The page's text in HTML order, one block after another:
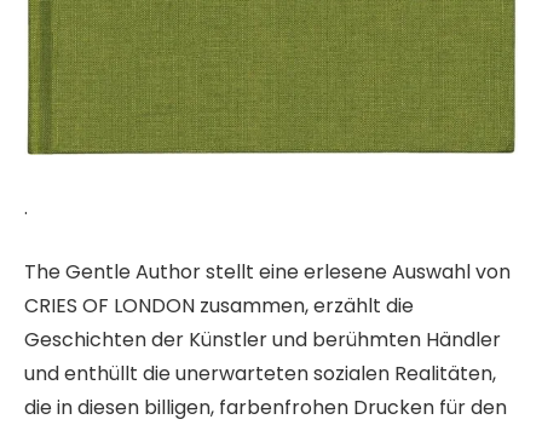
.
The Gentle Author stellt eine erlesene Auswahl von
CRIES OF LONDON zusammen, erzählt die
Geschichten der Künstler und berühmten Händler
und enthüllt die unerwarteten sozialen Realitäten,
die in diesen billigen, farbenfrohen Drucken für den